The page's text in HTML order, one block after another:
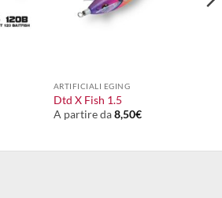
ARTIFICIALI EGING
Dtd X Fish 1.5
A partire da8,50€